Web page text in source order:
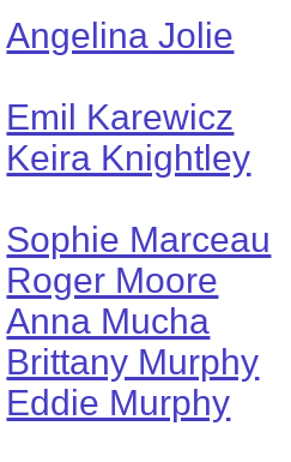
Angelina Jolie
Emil Karewicz
Keira Knightley
Sophie Marceau
Roger Moore
Anna Mucha
Brittany Murphy
Eddie Murphy